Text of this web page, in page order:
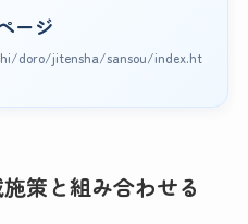
ージ
doro/jitensha/sansou/index.ht
策と組み合わせる